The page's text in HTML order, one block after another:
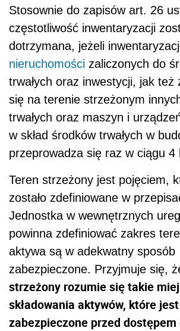
Stosownie do zapisów art. 26
częstotliwość inwentaryzacji
dotrzymana, jeżeli
nieruchomości zaliczonych do
trwałych oraz inwestycji, jak też
się na terenie strzeżonym
trwałych oraz maszyn i
w skład środków trwałych w
przeprowadza się raz w ciągu 4
Teren strzeżony jest pojęciem,
zostało zdefiniowane w
Jednostka w wewnętrznych
powinna zdefiniować zakres
aktywa są w adekwatny sposób
zabezpieczone. Przyjmuje się,
strzeżony rozumie się takie
składowania aktywów, które jest
zabezpieczone przed dostępem